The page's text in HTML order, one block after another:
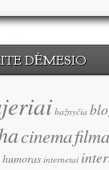
DĖMESIO
bažnyčia
cinema
humoras internetai